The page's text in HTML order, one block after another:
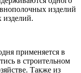
изделий
применяется в
в строительном
Также из